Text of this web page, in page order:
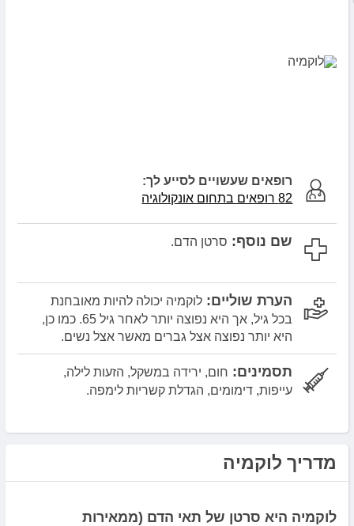
רופאים שעשויים לסייע לך:
82 רופאים בתחום אונקולוגיה
שם נוסף: סרטן הדם.
הערת שוליים: לוקמיה יכולה להיות מאובחנת
בכל גיל, אך היא נפוצה יותר לאחר גיל 65. כמו כן,
היא יותר נפוצה אצל גברים מאשר אצל נשים.
תסמינים: חום, ירידה במשקל, הזעות לילה,
עייפות, דימומים, הגדלת קשריות לימפה.
מדריך לוקמיה
לוקמיה היא סרטן של תאי הדם (ממאירות